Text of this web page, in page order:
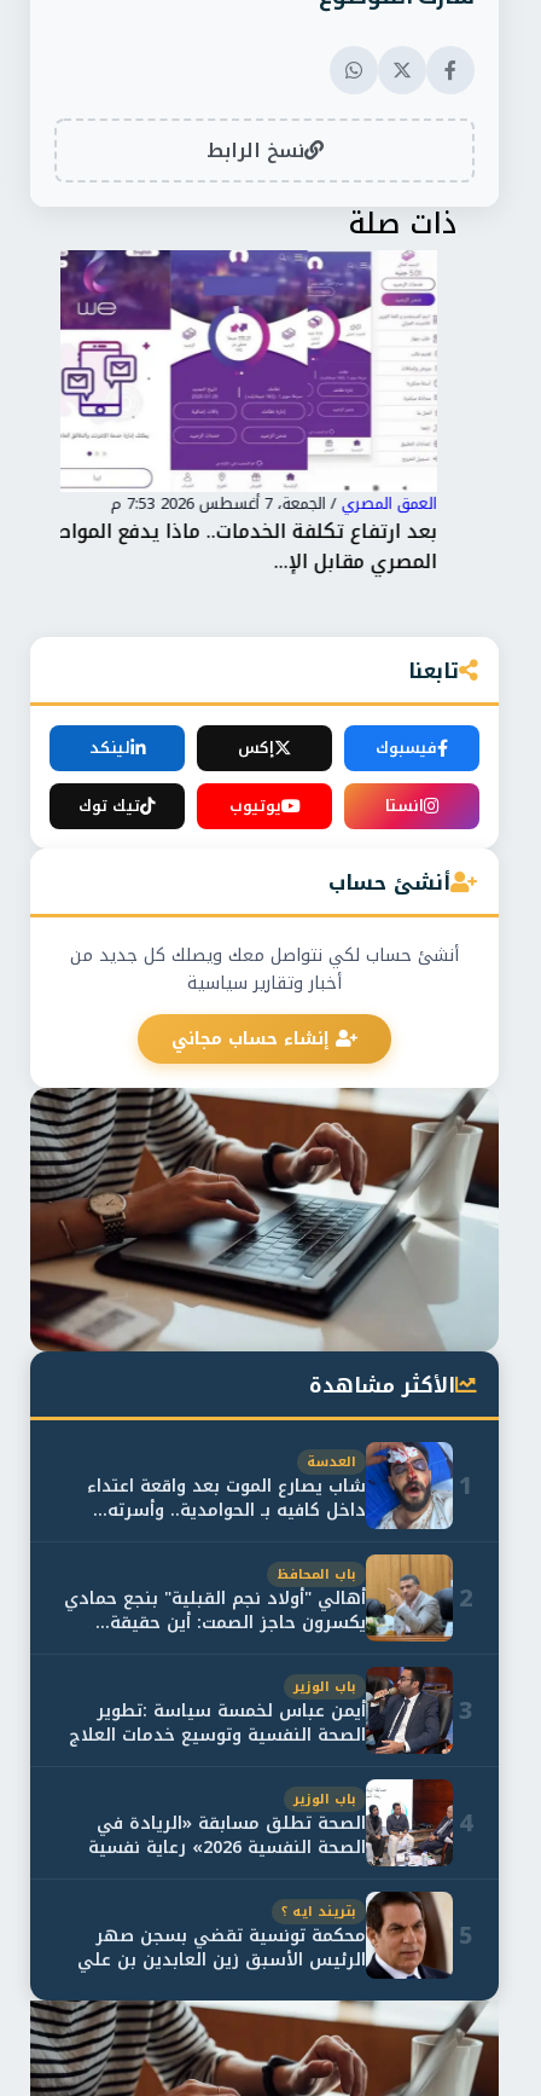
نسخ الرابط
ذات صلة
العمق المصري/الجمعة، 7 أغسطس 2026 7:53 م
بعد ارتفاع تكلفة الخدمات.. ماذا يدفع المواطن
المصري مقابل الإ...
تابعنا
فيسبوك إكس
لينكد
انستا
يوتيوب تيك توك
أنشئ حساب
أنشئ حساب لكي نتواصل معك ويصلك كل جديد من
أخبار وتقارير سياسية
إنشاء حساب مجاني
الأكثر مشاهدة
1
العدسة
شاب يصارع الموت بعد واقعة اعتداء
داخل كافيه بـ الحوامدية.. وأسرته...
2
باب المحافظ
أهالي "أولاد نجم القبلية" بنجع حمادي
يكسرون حاجز الصمت: أين حقيقة...
3
باب الوزير
أيمن عباس لخمسة سياسة :تطوير
الصحة النفسية وتوسيع خدمات العلاج
4
باب الوزير
الصحة تطلق مسابقة «الريادة في
الصحة النفسية 2026» رعاية نفسية
5
بتريند ايه ؟
محكمة تونسية تقضي بسجن صهر
الرئيس الأسبق زين العابدين بن علي